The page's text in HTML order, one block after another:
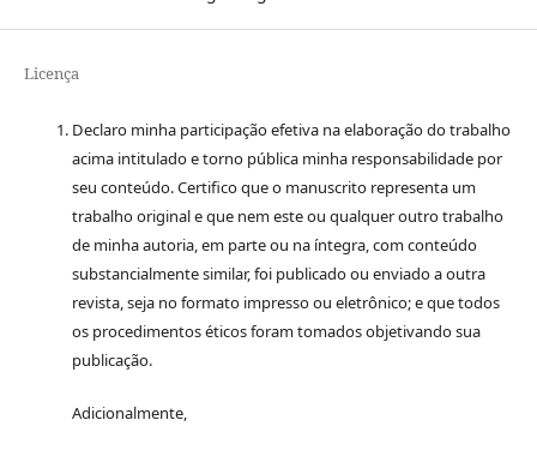
Licença
Declaro minha participação efetiva na elaboração do trabalho
acima intitulado e torno pública minha responsabilidade por
seu conteúdo. Certifico que o manuscrito representa um
trabalho original e que nem este ou qualquer outro trabalho
de minha autoria, em parte ou na íntegra, com conteúdo
substancialmente similar, foi publicado ou enviado a outra
revista, seja no formato impresso ou eletrônico; e que todos
os procedimentos éticos foram tomados objetivando sua
publicação.
Adicionalmente,